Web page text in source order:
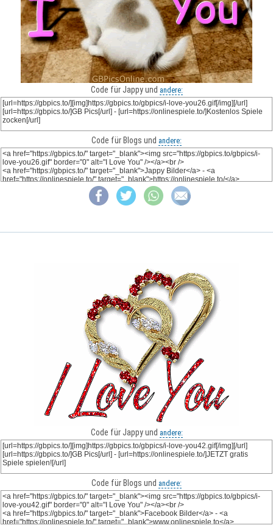
Code für Jappy und andere:
Code für Blogs und andere:
Code für Jappy und andere:
Code für Blogs und andere: